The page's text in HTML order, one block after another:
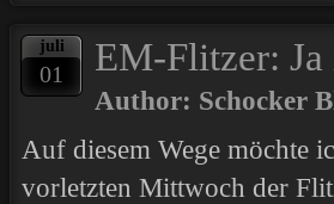
juli
01 EM-Flitzer: Ja
Author: Schocker
Auf diesem Wege möchte
vorletzten Mittwoch der